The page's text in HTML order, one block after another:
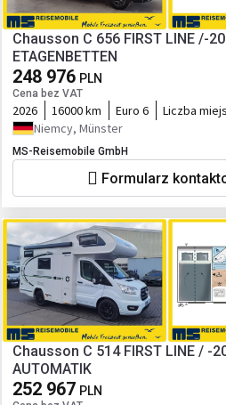
Chausson C 656 FIRST LINE /-
ETAGENBETTEN
248 976 PLN
Cena bez VAT
2026 16000 km Euro 6 Liczba
Niemcy, Münster
MS-Reisemobile GmbH
Formularz
Chausson C 514 FIRST LINE / -
AUTOMATIK
252 967 PLN